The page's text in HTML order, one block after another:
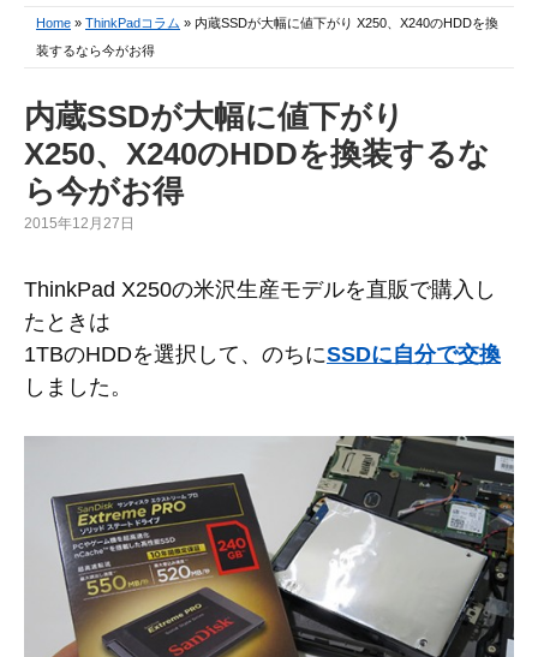
Home » ThinkPadコラム » 内蔵SSDが大幅に値下がり X250、X240のHDDを換
装するなら今がお得
内蔵SSDが大幅に値下がり
X250、X240のHDDを換装するな
ら今がお得
2015年12月27日
ThinkPad X250の米沢生産モデルを直販で購入し
たときは
1TBのHDDを選択して、のちにSSDに自分で交換
しました。